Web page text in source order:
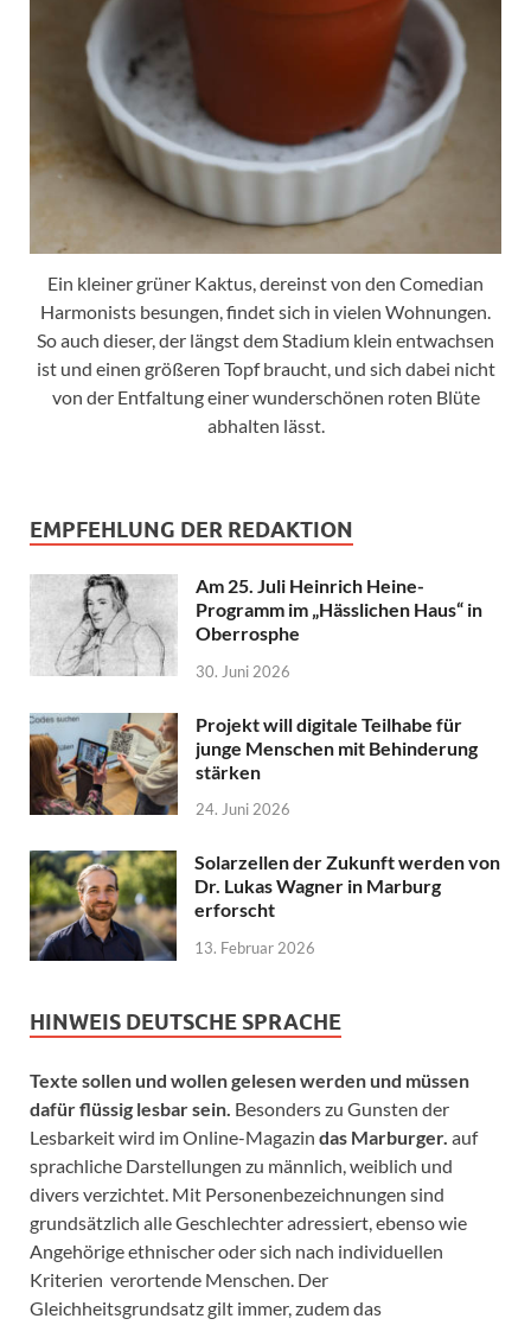
Ein kleiner grüner Kaktus, dereinst von den Comedian
Harmonists besungen, findet sich in vielen Wohnungen.
So auch dieser, der längst dem Stadium klein entwachsen
ist und einen größeren Topf braucht, und sich dabei nicht
von der Entfaltung einer wunderschönen roten Blüte
abhalten lässt.
EMPFEHLUNG DER REDAKTION
Am 25. Juli Heinrich Heine-
Programm im „Hässlichen Haus“ in
Oberrosphe
30. Juni 2026
Projekt will digitale Teilhabe für
junge Menschen mit Behinderung
stärken
24. Juni 2026
Solarzellen der Zukunft werden von
Dr. Lukas Wagner in Marburg
erforscht
13. Februar 2026
HINWEIS DEUTSCHE SPRACHE
Texte sollen und wollen gelesen werden und müssen
dafür flüssig lesbar sein. Besonders zu Gunsten der
Lesbarkeit wird im Online-Magazin das Marburger. auf
sprachliche Darstellungen zu männlich, weiblich und
divers verzichtet. Mit Personenbezeichnungen sind
grundsätzlich alle Geschlechter adressiert, ebenso wie
Angehörige ethnischer oder sich nach individuellen
Kriterien verortende Menschen. Der
Gleichheitsgrundsatz gilt immer, zudem das